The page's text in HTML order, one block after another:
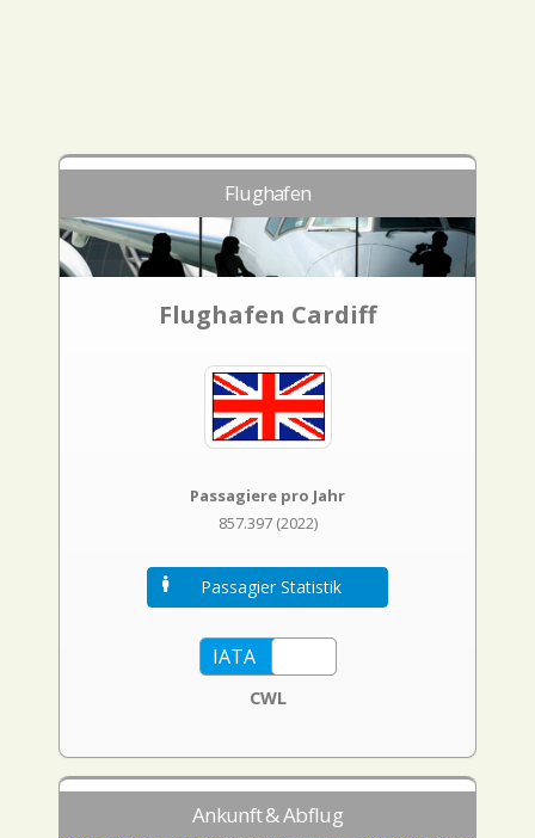
Flughafen
Flughafen Cardiff
Passagiere pro Jahr
857.397 (2022)
Passagier Statistik
CWL
Ankunft & Abflug